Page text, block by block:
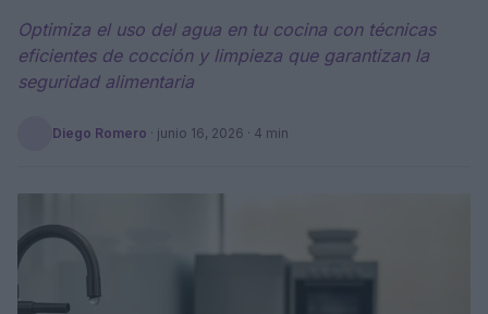
Optimiza el uso del agua en tu cocina con técnicas
eficientes de cocción y limpieza que garantizan la
seguridad alimentaria
Diego Romero · junio 16, 2026 · 4 min